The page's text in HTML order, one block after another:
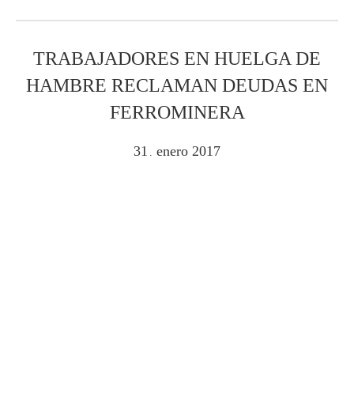
TRABAJADORES EN HUELGA DE
HAMBRE RECLAMAN DEUDAS EN
FERROMINERA
31 . enero 2017